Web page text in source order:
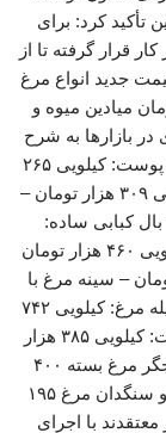
تأکید کرد: برای
قرار گرفته تا از
جدید انواع مرغ
میادین میوه و
بازارها به شرح
زیر اعلام شده است: – ران مرغ با اضافه کمر با پوست: کیلویی ۲۶۵
هزار تومان – ران مرغ بدون کمر با پوست: کیلویی ۳۰۹ هزار تومان –
هزار تومان – بال کبابی ساده:
کیلویی ۳۷۵ هزار تومان – ران مرغ پاک‌شده: کیلویی ۴۶۰ هزار تومان
مرغ: کیلویی ۵۱۸ هزار تومان – سینه مرغ با
استخوان بدون بازو: کیلویی ۵۷۶ هزار تومان – فیله مرغ: کیلویی ۷۴۲
هزار تومان – مرغ کامل قطعه‌بندی شده با پوست: کیلویی ۳۸۵ هزار
تومان همچنین قیمت برخی فرآورده‌ها شامل جگر مرغ بسته ۴۰۰
گرمی ۹۲ هزار تومان، دل مرغ ۱۶۶ هزار تومان و سنگدان مرغ ۱۹۵
با اجرای